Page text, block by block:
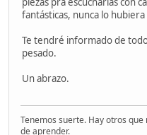
fantásticas, nunca lo
Te tendré informado de
pesado.
Un abrazo.
Tenemos suerte. Hay otros
de aprender.